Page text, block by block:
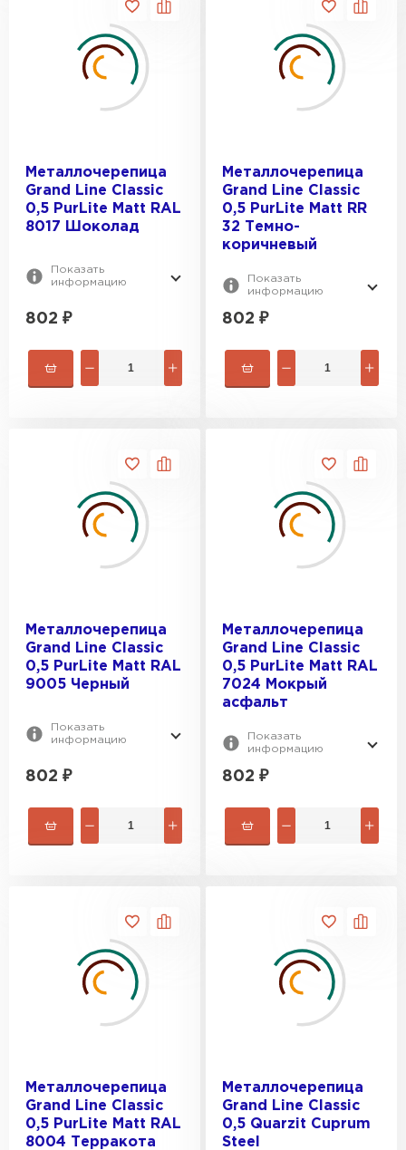
Металлочерепица
Grand Line Classic
0,5 PurLite Мatt RAL
8017 Шоколад
Показать
информацию
802 ₽
Металлочерепица
Grand Line Classic
0,5 PurLite Мatt RR
32 Темно-
коричневый
Показать
информацию
802 ₽
Металлочерепица
Grand Line Classic
0,5 PurLite Мatt RAL
9005 Черный
Показать
информацию
802 ₽
Металлочерепица
Grand Line Classic
0,5 PurLite Мatt RAL
7024 Мокрый
асфальт
Показать
информацию
802 ₽
Металлочерепица
Grand Line Classic
0,5 PurLite Мatt RAL
8004 Терракота
Металлочерепица
Grand Line Classic
0,5 Quarzit Cuprum
Steel